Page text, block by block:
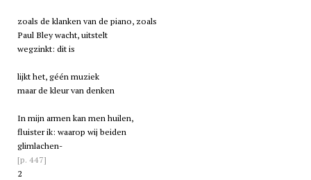
zoals de klanken van de piano, zoals
Paul Bley wacht, uitstelt
wegzinkt: dit is
lijkt het, géén muziek
maar de kleur van denken
In mijn armen kan men huilen,
fluister ik: waarop wij beiden
glimlachen-
[p. 447]
2